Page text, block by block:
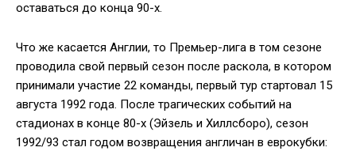
оставаться до конца 90-х.
Что же касается Англии, то Премьер-лига в том сезоне
проводила свой первый сезон после раскола, в котором
принимали участие 22 команды, первый тур стартовал 15
августа 1992 года. После трагических событий на
стадионах в конце 80-х (Эйзель и Хиллсборо), сезон
1992/93 стал годом возвращения англичан в еврокубки: